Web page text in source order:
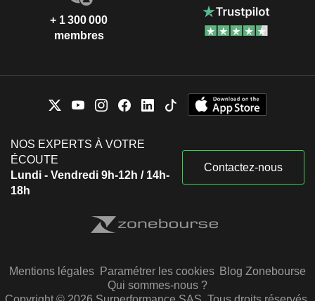
+ 1 300 000
membres
NOS EXPERTS À VOTRE
ÉCOUTE
Lundi - Vendredi 9h-12h / 14h-
18h
Contactez-nous
Mentions légales Paramétrer les cookies Blog Zonebourse
Qui sommes-nous ?